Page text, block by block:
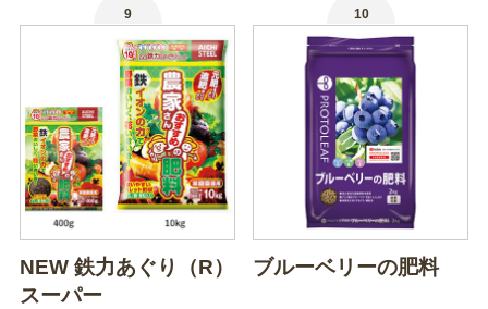
9
NEW 鉄力あぐり（R）
スーパー
10
ブルーベリーの肥料